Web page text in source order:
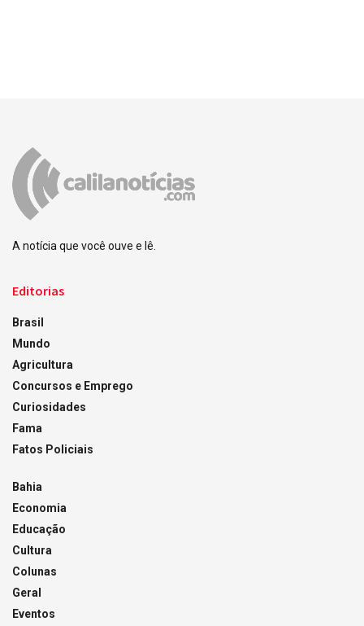
A notícia que você ouve e lê.
Editorias
Brasil
Mundo
Agricultura
Concursos e Emprego
Curiosidades
Fama
Fatos Policiais
Bahia
Economia
Educação
Cultura
Colunas
Geral
Eventos